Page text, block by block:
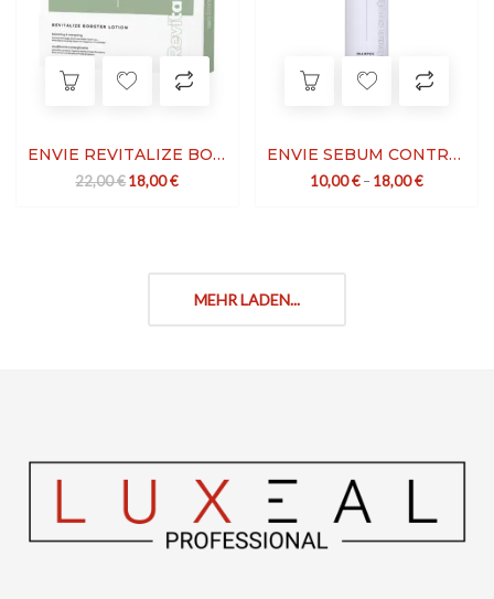
ENVIE REVITALIZE BOOSTER LOTION
22,00€Ursprünglicher Preis war: 22,00 €
18,00€Aktueller Preis ist: 18,00 €.
ENVIE SEBUM CONTROL SHAMPOO
10,00€– 18,00€
MEHR LADEN...